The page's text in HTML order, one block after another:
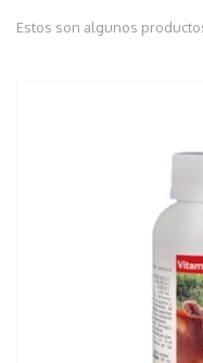
Estos son algunos